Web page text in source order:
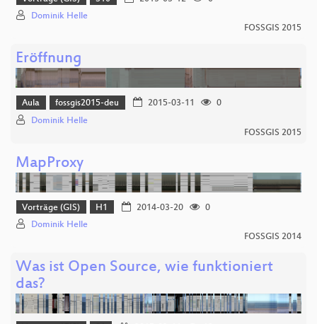
Dominik Helle
FOSSGIS 2015
Eröffnung
Aula fossgis2015-deu 2015-03-11
0
Dominik Helle
FOSSGIS 2015
MapProxy
Vorträge (GIS) H1 2014-03-20
0
Dominik Helle
FOSSGIS 2014
Was ist Open Source, wie funktioniert
das?